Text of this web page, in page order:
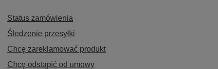
Status zamówienia
Śledzenie przesyłki
Chcę zareklamować produkt
Chcę odstąpić od umowy